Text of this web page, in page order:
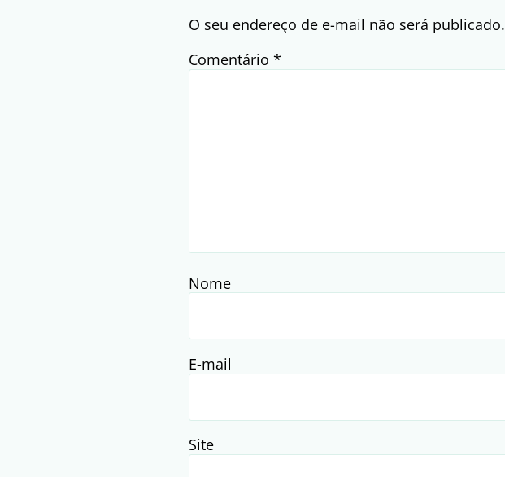
O seu endereço de e-mail não será publicado.
Comentário *
Nome
E-mail
Site